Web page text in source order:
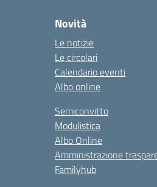
Novità
Le notizie
Le circolari
Calendario eventi
Albo online
Semiconvitto
Modulistica
Albo Online
Amministrazione
Familyhub